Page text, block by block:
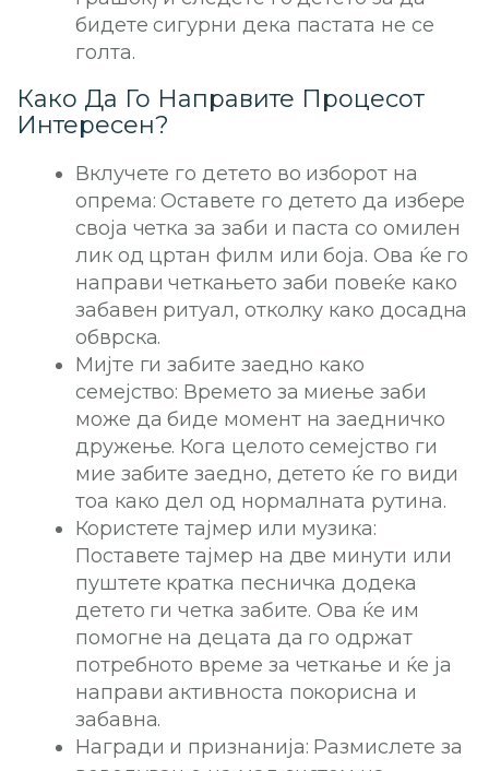
бидете сигурни дека пастата не се
голта.
Како Да Го Направите Процесот
Интересен?
Вклучете го детето во изборот на
опрема: Оставете го детето да избере
своја четка за заби и паста со омилен
лик од цртан филм или боја. Ова ќе го
направи четкањето заби повеќе како
забавен ритуал, отколку како досадна
обврска.
Мијте ги забите заедно како
семејство: Времето за миење заби
може да биде момент на заедничко
дружење. Кога целото семејство ги
мие забите заедно, детето ќе го види
тоа како дел од нормалната рутина.
Користете тајмер или музика:
Поставете тајмер на две минути или
пуштете кратка песничка додека
детето ги четка забите. Ова ќе им
помогне на децата да го одржат
потребното време за четкање и ќе ја
направи активноста покорисна и
забавна.
Награди и признанија: Размислете за